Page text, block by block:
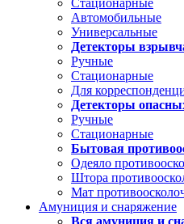
Стационарные
Автомобильные
Универсальные
Детекторы
Ручные
Стационарные
Для
Детекторы
Ручные
Стационарные
Бытовая
Одеяло
Штора
Мат
Амуниция и снаряжение
Вся амуниция и